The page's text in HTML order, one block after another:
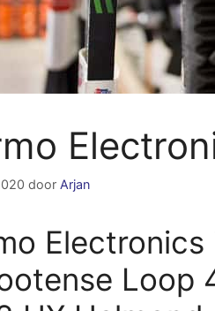
door Arjan
Electronics
Loop